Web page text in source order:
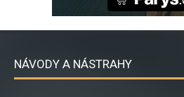
NÁVODY A NÁSTRAHY